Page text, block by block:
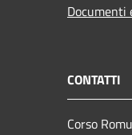
Documenti
CONTATTI
Corso